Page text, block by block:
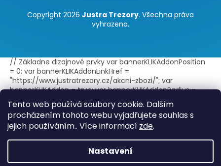
Tento web používá soubory cookie. Dalším
procházením tohoto webu vyjadřujete souhlas s
jejich používáním.. Více informací zde.
Nastavení
Copyright 2026 Justra Trezory. Všechna práva
vyhrazena.
// Základne dizajnové prvky var bannerKLIKAddonPosition
= 0; var bannerKLIKAddonLinkHref =
"https://www.justratrezory.cz/akcni-zbozi/"; var
bannerKLIKAddon = true; var bannerKLIKAddonRadius =
false; var bannerKLIKAddonBorder = true; var
bannerKLIKAddonLink = true; var
bannerKLIKAddonLinkExternal = true; // Text doplnku -
jeden jazyk var bannerKLIKAddonTitle = "Akce"; var
var bannerKLIKAddonTitleLang =
{sk:"Akcia",cs:"Akce",en:"Discount"}; // Štýl zobrazenia var